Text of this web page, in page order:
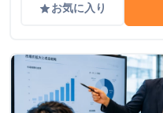
gradeお気に入り